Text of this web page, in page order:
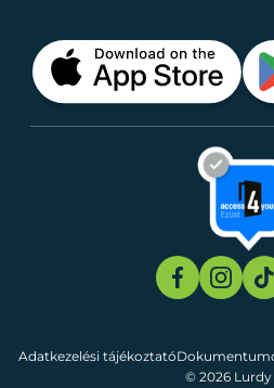
© 2026 Lurdy
Adatkezelési tájékoztató